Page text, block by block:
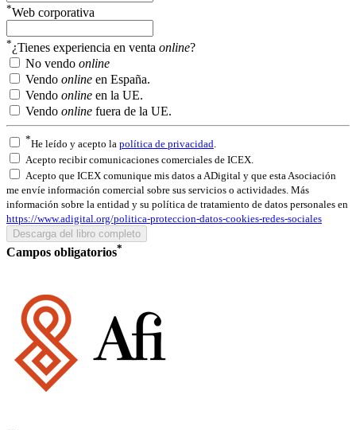
*Web corporativa
*¿Tienes experiencia en venta online?
No vendo online
Vendo online en España.
Vendo online en la UE.
Vendo online fuera de la UE.
*He leído y acepto la política de privacidad
Acepto recibir comunicaciones comerciales de ICEX.
Acepto que ICEX comunique mis datos a ADigital y que esta Asociación
me envíe información comercial sobre sus servicios o actividades. Más
información sobre la entidad y su política de tratamiento de datos personales en
https://www.adigital.org/politica-proteccion-datos-cookies-redes-sociales
Campos obligatorios*